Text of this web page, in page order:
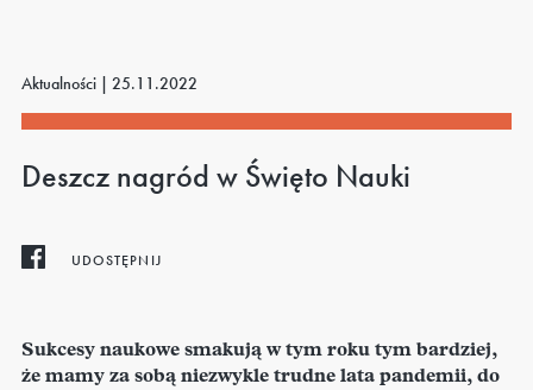
Aktualności | 25.11.2022
Deszcz nagród w Święto Nauki
UDOSTĘPNIJ
Sukcesy naukowe smakują w tym roku tym bardziej,
że mamy za sobą niezwykle trudne lata pandemii, do